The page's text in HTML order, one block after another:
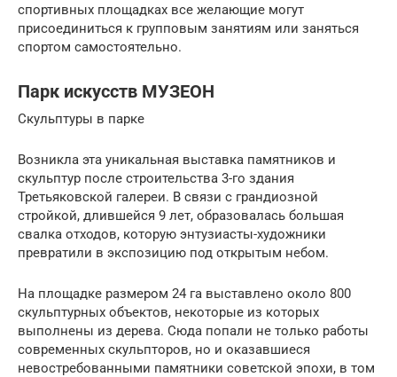
спортивных площадках все желающие могут
присоединиться к групповым занятиям или заняться
спортом самостоятельно.
Парк искусств МУЗЕОН
Скульптуры в парке
Возникла эта уникальная выставка памятников и
скульптур после строительства 3-го здания
Третьяковской галереи. В связи с грандиозной
стройкой, длившейся 9 лет, образовалась большая
свалка отходов, которую энтузиасты-художники
превратили в экспозицию под открытым небом.
На площадке размером 24 га выставлено около 800
скульптурных объектов, некоторые из которых
выполнены из дерева. Сюда попали не только работы
современных скульпторов, но и оказавшиеся
невостребованными памятники советской эпохи, в том